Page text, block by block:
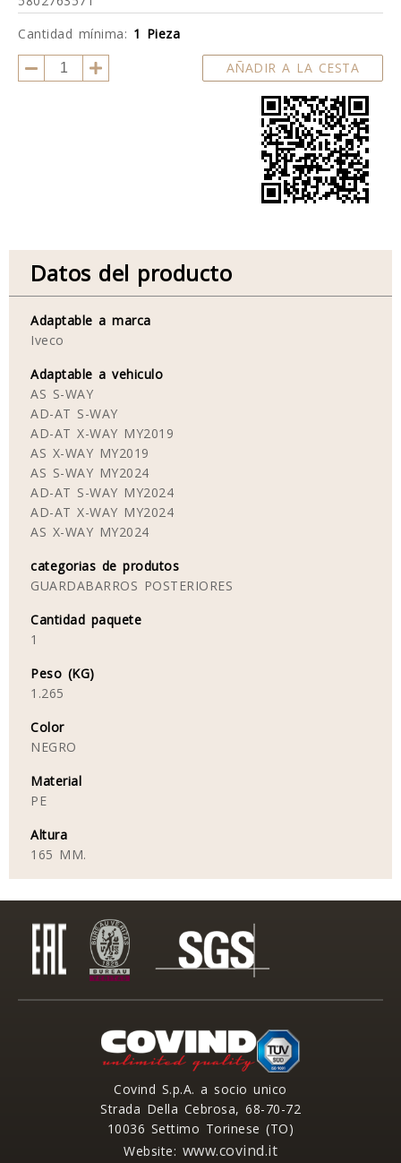
Cantidad mínima: 1 Pieza
AÑADIR A LA CESTA
Datos del producto
Adaptable a marca
Iveco
Adaptable a vehiculo
AS S-WAY
AD-AT S-WAY
AD-AT X-WAY MY2019
AS X-WAY MY2019
AS S-WAY MY2024
AD-AT S-WAY MY2024
AD-AT X-WAY MY2024
AS X-WAY MY2024
categorias de produtos
GUARDABARROS POSTERIORES
Cantidad paquete
1
Peso (KG)
1.265
Color
NEGRO
Material
PE
Altura
165 MM.
Covind S.p.A. a socio unico
Strada Della Cebrosa, 68-70-72
10036 Settimo Torinese (TO)
Website: www.covind.it